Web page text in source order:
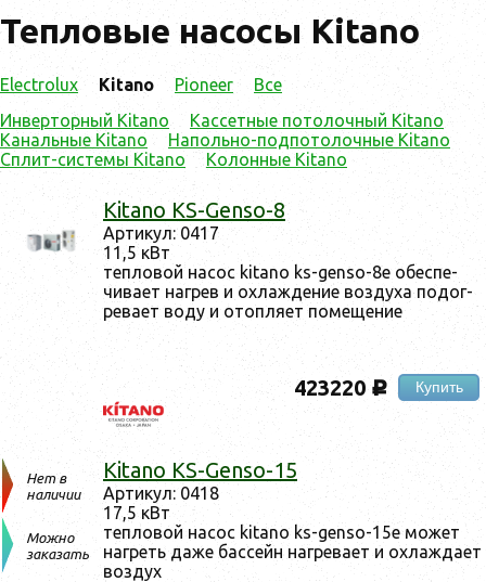
Тепловые насосы Kitano
Electrolux Kitano Pioneer
Все
Инверторный Kitano
Кассетные потолочный Kitano
Канальные Kitano
Напольно-подпотолочные Kitano
Сплит-системы Kitano
Колонные Kitano
Kitano KS-Genso-8
Ар­ти­кул: 0417
11,5 кВт
теп­ло­вой на­сос kitano ks-genso-8e обес­пе­
чива­ет наг­рев и ох­лажде­ние воз­ду­ха по­дог­
ре­ва­ет во­ду и отоп­ля­ет по­меще­ние
423220 c Купить
Нет в
наличии
Можно
заказать
Kitano KS-Genso-15
Ар­ти­кул: 0418
17,5 кВт
теп­ло­вой на­сос kitano ks-genso-15e мо­жет
наг­реть да­же бас­сейн наг­ре­ва­ет и ох­лажда­ет
воз­дух